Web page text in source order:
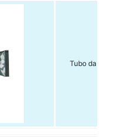
Tubo da 35gr